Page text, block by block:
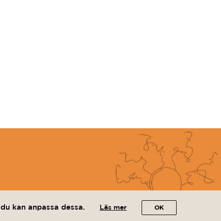
kan anpassa dessa. Läs mer OK